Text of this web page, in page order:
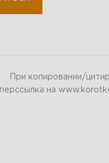
При копировании/
на